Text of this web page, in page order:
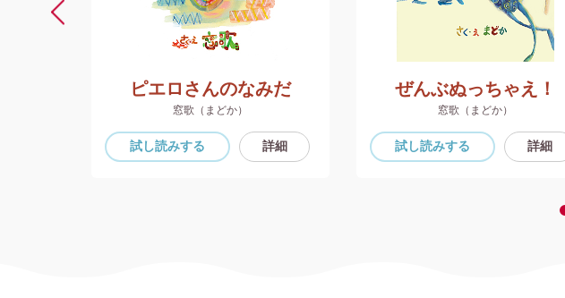
ピエロさんのなみだ
窓歌（まどか）
試し読みする 詳細
ぜんぶぬっちゃえ！
窓歌（まどか）
試し読みする 詳細